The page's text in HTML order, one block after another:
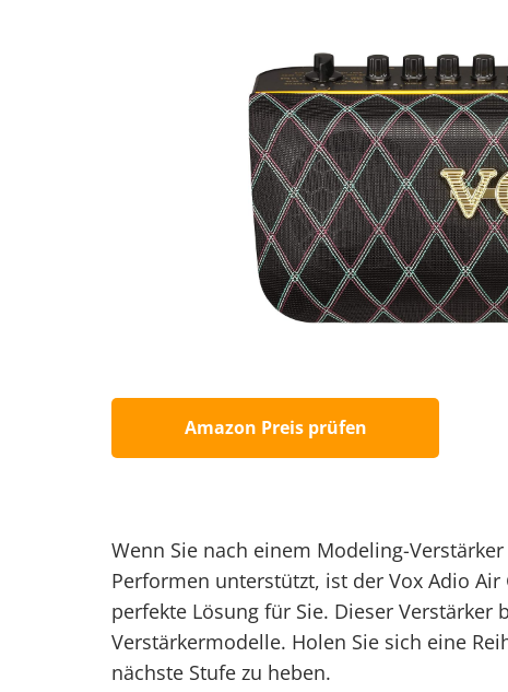
Amazon Preis prüfen
Wenn Sie nach einem Modeling-
Performen unterstützt, ist der Vox Adio
perfekte Lösung für Sie. Dieser
Verstärkermodelle. Holen Sie sich eine
nächste Stufe zu heben.